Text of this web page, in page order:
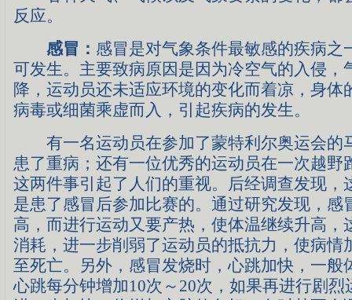
反应。
感冒： 感冒是对气象条件最敏感的疾病之
可发生。主要致病原因是因为冷空气的入侵，
降，运动员还未适应环境的变化而着凉，身体
病毒或细菌乘虚而入，引起疾病的发生。
有一名运动员在参加了蒙特利尔奥运会的
患了重病；还有一位优秀的运动员在一次越野
这两件事引起了人们的重视。后经调查发现，
是患了感冒后参加比赛的。通过研究发现，感
高，而进行运动又要产热，使体温继续升高，
消耗，进一步削弱了运动员的抵抗力，使病情
至死亡。另外，感冒发烧时，心跳加快，一
心跳每分钟增加10次～20次，如果再进行剧烈